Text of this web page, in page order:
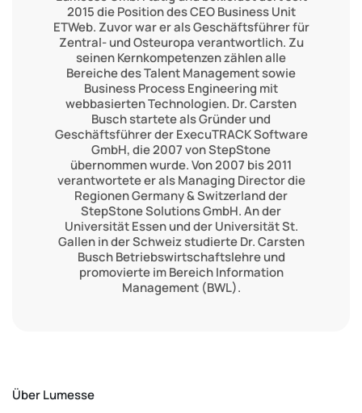
2015 die Position des CEO Business Unit
ETWeb. Zuvor war er als Geschäftsführer für
Zentral- und Osteuropa verantwortlich. Zu
seinen Kernkompetenzen zählen alle
Bereiche des Talent Management sowie
Business Process Engineering mit
webbasierten Technologien. Dr. Carsten
Busch startete als Gründer und
Geschäftsführer der ExecuTRACK Software
GmbH, die 2007 von StepStone
übernommen wurde. Von 2007 bis 2011
verantwortete er als Managing Director die
Regionen Germany & Switzerland der
StepStone Solutions GmbH. An der
Universität Essen und der Universität St.
Gallen in der Schweiz studierte Dr. Carsten
Busch Betriebswirtschaftslehre und
promovierte im Bereich Information
Management (BWL).
Über Lumesse